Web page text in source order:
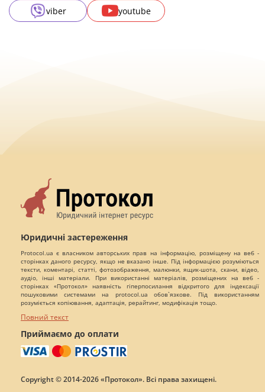
viber
youtube
Юридичні застереження
Protocol.ua є власником авторських прав на інформацію, розміщену на веб -
сторінках даного ресурсу, якщо не вказано інше. Під інформацією розуміються
тексти, коментарі, статті, фотозображення, малюнки, ящик-шота, скани, відео,
аудіо, інші матеріали. При використанні матеріалів, розміщених на веб -
сторінках «Протокол» наявність гіперпосилання відкритого для індексації
пошуковими системами на protocol.ua обов`язкове. Під використанням
розуміється копіювання, адаптація, рерайтинг, модифікація тощо.
Повний текст
Приймаємо до оплати
Copyright © 2014-2026 «Протокол». Всі права захищені.